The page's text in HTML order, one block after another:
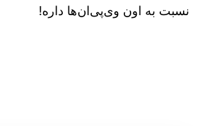
نسبت به اون وی‌پی‌ان‌ها داره!